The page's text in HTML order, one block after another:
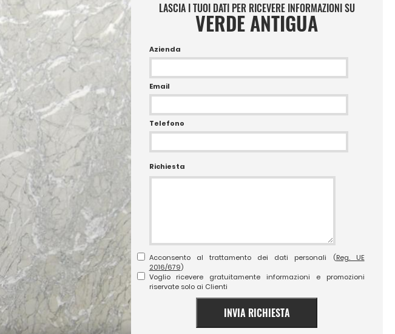
LASCIA I TUOI DATI PER RICEVERE INFORMAZIONI SU
VERDE ANTIGUA
Azienda
Email
Telefono
Richiesta
Acconsento al trattamento dei dati personali (Reg. UE
2016/679)
Voglio ricevere gratuitamente informazioni e promozioni
riservate solo ai Clienti
INVIA RICHIESTA